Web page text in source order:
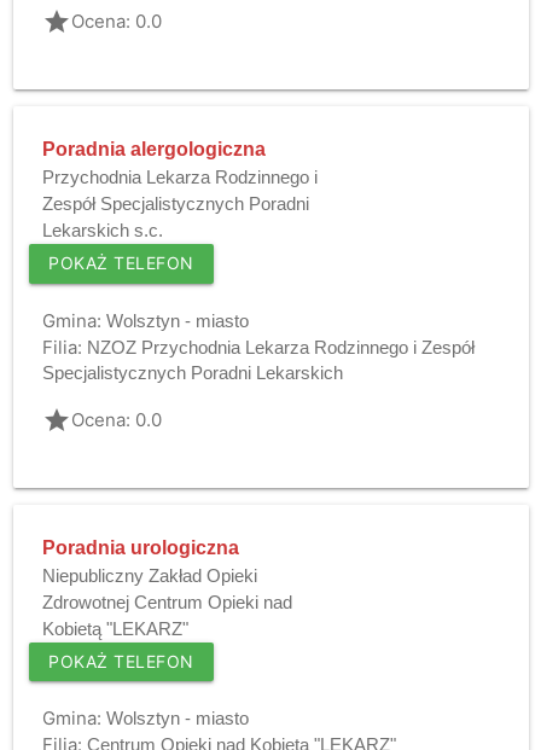
gradeOcena: 0.0
Poradnia alergologiczna
Przychodnia Lekarza Rodzinnego i
Zespół Specjalistycznych Poradni
Lekarskich s.c.
POKAŻ TELEFON
Gmina: Wolsztyn - miasto
Filia: NZOZ Przychodnia Lekarza Rodzinnego i Zespół
Specjalistycznych Poradni Lekarskich
gradeOcena: 0.0
Poradnia urologiczna
Niepubliczny Zakład Opieki
Zdrowotnej Centrum Opieki nad
Kobietą "LEKARZ"
POKAŻ TELEFON
Gmina: Wolsztyn - miasto
Filia: Centrum Opieki nad Kobietą "LEKARZ"